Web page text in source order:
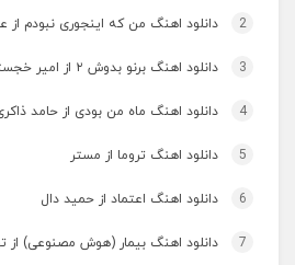
2 دانلود اهنگ من که اینجوری نبودم از
3 دانلود اهنگ برنو بدوش ۲ از امیر خجسته
4 دانلود اهنگ ماه من بودی از حامد
5 دانلود اهنگ تروما از مستر
6 دانلود اهنگ اعتماد از حمید دال
7 دانلود اهنگ بیمار (هوش مصنوعی) از